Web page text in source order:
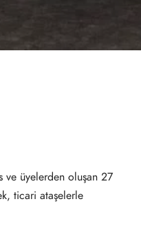
ve üyelerden oluşan 27
ticari ataşelerle